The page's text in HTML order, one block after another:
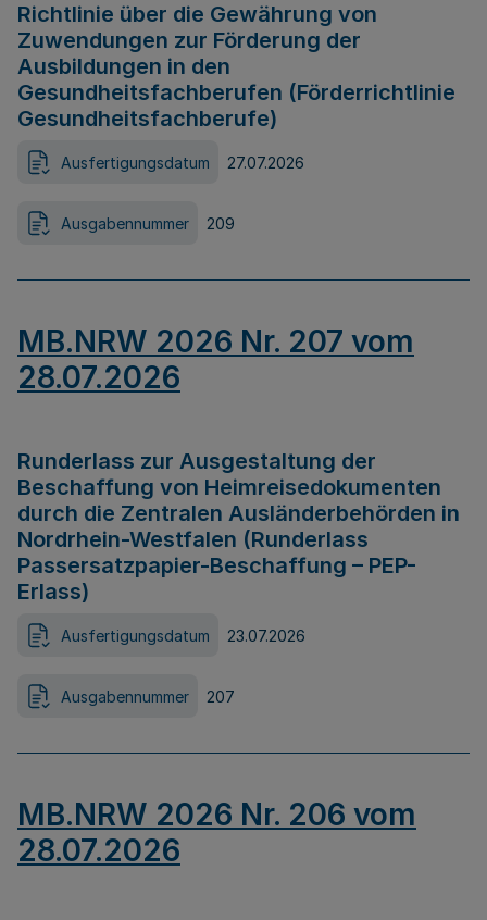
Richtlinie über die Gewährung von
Zuwendungen zur Förderung der
Ausbildungen in den
Gesundheitsfachberufen (Förderrichtlinie
Gesundheitsfachberufe)
Ausfertigungsdatum 27.07.2026
Ausgabennummer 209
MB.NRW 2026 Nr. 207 vom
28.07.2026
Runderlass zur Ausgestaltung der
Beschaffung von Heimreisedokumenten
durch die Zentralen Ausländerbehörden in
Nordrhein-Westfalen (Runderlass
Passersatzpapier-Beschaffung – PEP-
Erlass)
Ausfertigungsdatum 23.07.2026
Ausgabennummer 207
MB.NRW 2026 Nr. 206 vom
28.07.2026